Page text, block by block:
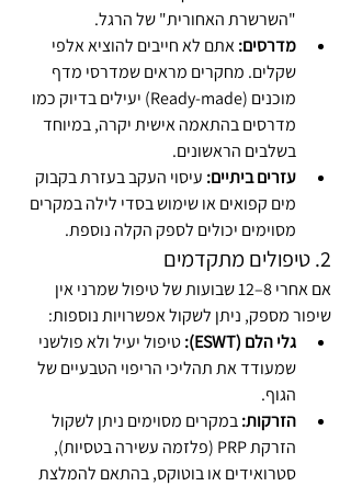
"השרשרת האחורית" של הרגל.
מדרסים: אתם לא חייבים להוציא אלפי
שקלים. מחקרים מראים שמדרסי מדף
מוכנים (Ready-made) יעילים בדיוק כמו
מדרסים בהתאמה אישית יקרה, במיוחד
בשלבים הראשונים.
עזרים ביתיים: עיסוי העקב בעזרת בקבוק
מים קפואים או שימוש בסדי לילה במקרים
מסוימים יכולים לספק הקלה נוספת.
2. טיפולים מתקדמים
אם אחרי 8–12 שבועות של טיפול שמרני אין
שיפור מספק, ניתן לשקול אפשרויות נוספות:
גלי הלם (ESWT):
טיפול יעיל ולא פולשני
שמעודד את תהליכי הריפוי הטבעיים של
הגוף.
הזרקות: במקרים מסוימים ניתן לשקול
הזרקת PRP (פלזמה עשירה בטסיות),
סטרואידים או בוטוקס, בהתאם להמלצת